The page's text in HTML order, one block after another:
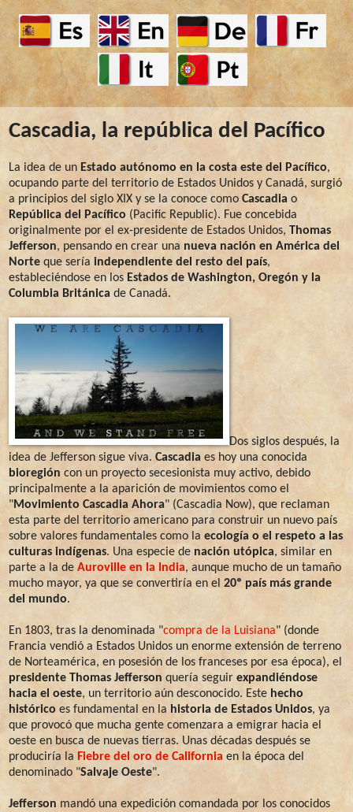
Cascadia, la república del Pacífico
La idea de un Estado autónomo en la costa este del Pacífico,
ocupando parte del territorio de Estados Unidos y Canadá, surgió
a principios del siglo XIX y se la conoce como Cascadia o
República del Pacífico (Pacific Republic). Fue concebida
originalmente por el ex-presidente de Estados Unidos, Thomas
Jefferson, pensando en crear una nueva nación en América del
Norte que sería independiente del resto del país,
estableciéndose en los Estados de Washington, Oregón y la
Columbia Británica de Canadá.
Dos siglos después, la
idea de Jefferson sigue viva.Cascadia es hoy una conocida
bioregión con un proyecto secesionista muy activo, debido
principalmente a la aparición de movimientos como el
"Movimiento Cascadia Ahora" (Cascadia Now), que reclaman
esta parte del territorio americano para construir un nuevo país
sobre valores fundamentales como la ecología o el respeto a las
culturas indígenas. Una especie de nación utópica, similar en
parte a la de Auroville en la India, aunque mucho de un tamaño
mucho mayor, ya que se convertiría en el 20º país más grande
del mundo.
En 1803, tras la denominada "compra de la Luisiana" (donde
Francia vendió a Estados Unidos un enorme extensión de terreno
de Norteamérica, en posesión de los franceses por esa época), el
presidente Thomas Jefferson quería seguir expandiéndose
hacia el oeste, un territorio aún desconocido. Este hecho
histórico es fundamental en la historia de Estados Unidos, ya
que provocó que mucha gente comenzara a emigrar hacia el
oeste en busca de nuevas tierras. Unas décadas después se
produciría la Fiebre del oro de California en la época del
denominado "Salvaje Oeste".
Jefferson mandó una expedición comandada por los conocidos